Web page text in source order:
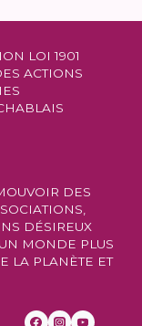
LOI 1901
ACTIONS
DES
DÉSIREUX
MONDE PLUS
LA PLANÈTE ET